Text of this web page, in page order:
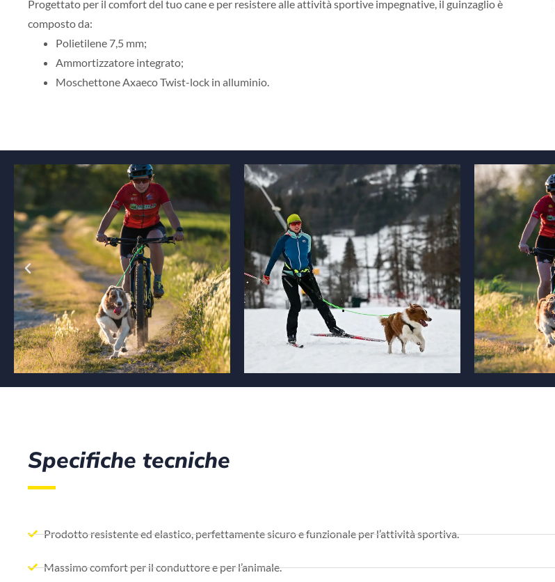
Progettato per il comfort del tuo cane e per resistere alle attività sportive impegnative, il guinzaglio è
composto da:
Polietilene 7,5 mm;
Ammortizzatore integrato;
Moschettone Axaeco Twist-lock in alluminio.
Specifiche tecniche
Prodotto resistente ed elastico, perfettamente sicuro e funzionale per l’attività sportiva.
Massimo comfort per il conduttore e per l’animale.